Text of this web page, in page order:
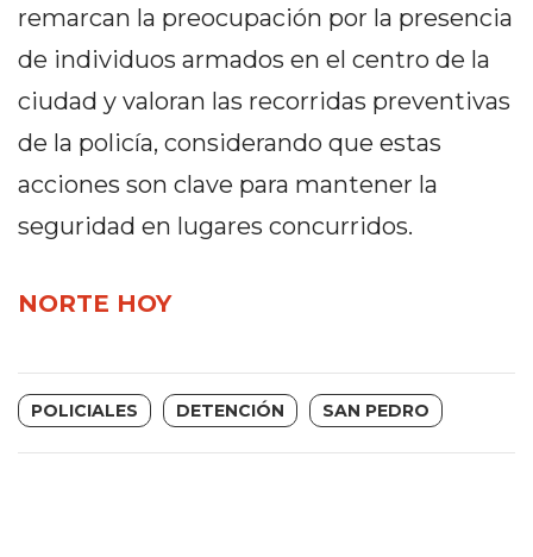
PUBLICITÁ
HOY
HORA
CLAVE
NOTICIAS
VIRTUAL
DE
ARRECIFES
remarcan la preocupación por la presencia
de individuos armados en el centro de la
ciudad y valoran las recorridas preventivas
de la policía, considerando que estas
acciones son clave para mantener la
seguridad en lugares concurridos.
NORTE HOY
POLICIALES DETENCIÓN SAN PEDRO